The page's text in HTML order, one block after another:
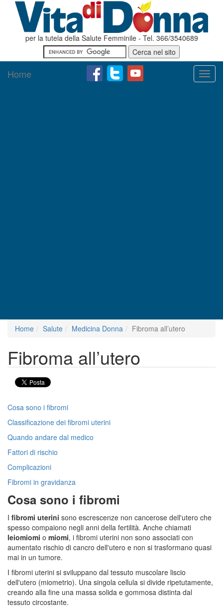
per la tutela della Salute Femminile - Tel. 366/3540689
Home
Home Salute Medicina Donna Fibroma all’utero
Fibroma all’utero
Cosa sono i fibromi
Classificazione dei fibromi uterini
Quando andare dal medico
Fattori di rischio
Complicazioni
Fibromi in gravidanza
Cosa sono i fibromi
I fibromi uterini sono escrescenze non cancerose dell'utero che
spesso compaiono negli anni della fertilità. Anche chiamati
leiomiomi o miomi, i fibromi uterini non sono associati con
aumentato rischio di cancro dell'utero e non si trasformano quasi
mai in un tumore.
I fibromi uterini si sviluppano dal tessuto muscolare liscio
dell'utero (miometrio). Una singola cellula si divide ripetutamente,
creando alla fine una massa solida e gommosa distinta dal
tessuto circostante.